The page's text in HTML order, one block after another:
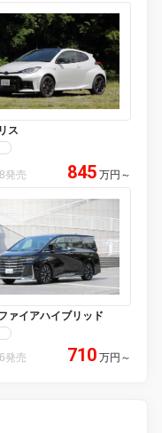
ス
発売 845 万円 ～
ァイアハイブリッド
発売 710 万円 ～